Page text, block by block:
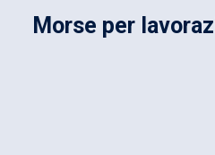
Morse per